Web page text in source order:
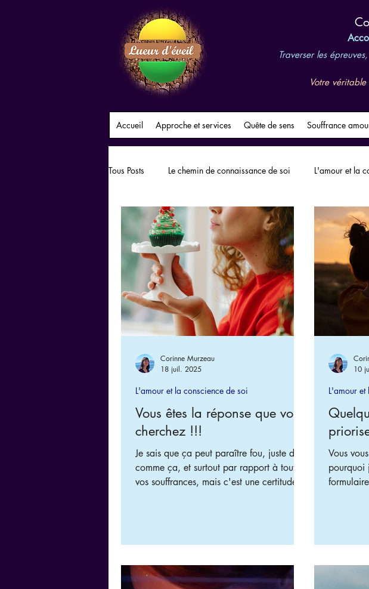
Traverser les
Votre
Accueil Approche et services Quête de sens Souffrance
Tous Posts Le chemin de connaissance de soi L'amour et la
Impact des relations sur le travail Les épreuves de vie
Vous êtes la réponse que vous
cherchez !!!
Je sais que ça peut paraître fou, juste dit
comme ça, et surtout par rapport à toutes
vos souffrances, mais c'est une certitude
L'amour et la conscience de soi
Corinne Murzeau
18 juil. 2025
Vous
pourquoi
les
fichier. ​ Les phrases qui reviennent sont : «
L'amour
10